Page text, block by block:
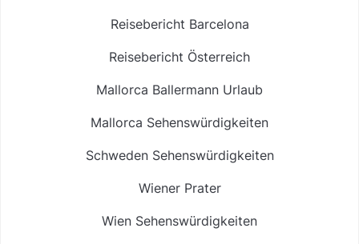
Reisebericht Barcelona
Reisebericht Österreich
Mallorca Ballermann Urlaub
Mallorca Sehenswürdigkeiten
Schweden Sehenswürdigkeiten
Wiener Prater
Wien Sehenswürdigkeiten